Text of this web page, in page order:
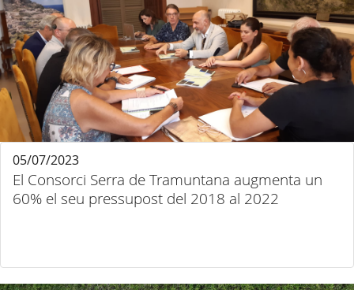
El Consorci Serra de Tramuntana augmenta un
60% el seu pressupost del 2018 al 2022
05/07/2023